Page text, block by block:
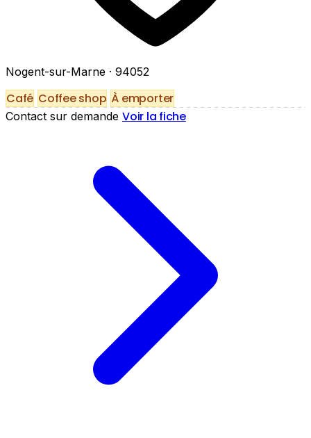
Nogent-sur-Marne · 94052
Café Coffee shop À emporter
Contact sur demande Voir la fiche